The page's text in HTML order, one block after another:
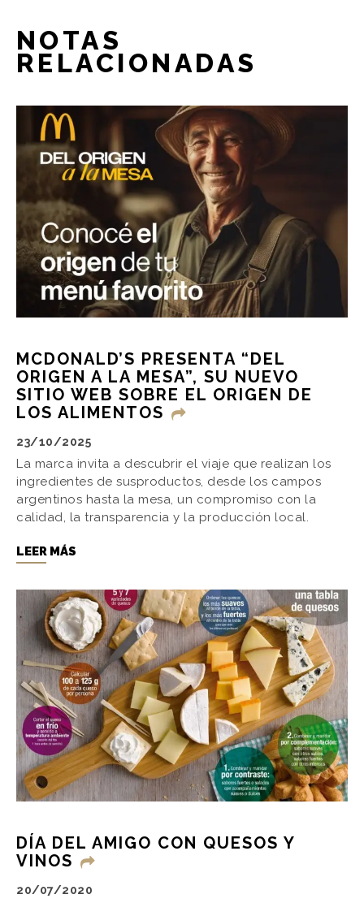
NOTAS
RELACIONADAS
MCDONALD’S PRESENTA “DEL
ORIGEN A LA MESA”, SU NUEVO
SITIO WEB SOBRE EL ORIGEN DE
LOS ALIMENTOS
23/10/2025
La marca invita a descubrir el viaje que realizan los
ingredientes de susproductos, desde los campos
argentinos hasta la mesa, un compromiso con la
calidad, la transparencia y la producción local.
LEER MÁS
DÍA DEL AMIGO CON QUESOS Y
VINOS
20/07/2020